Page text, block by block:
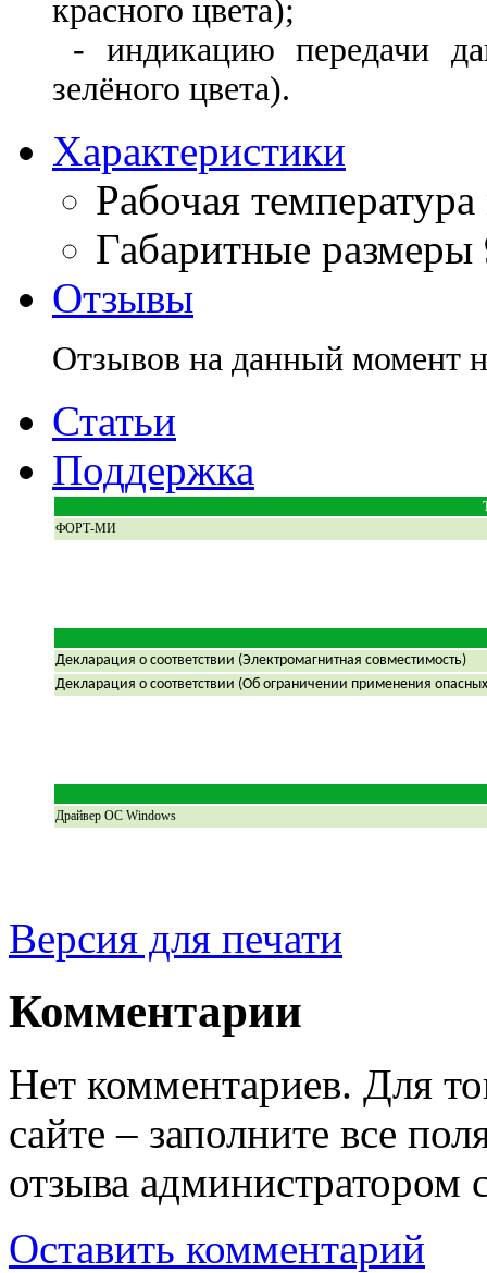
красного цвета);
- индикацию передачи
зелёного цвета).
Характеристики
Рабочая температура
Габаритные размеры
Отзывы
Отзывов на данный момент
Статьи
Поддержка
ФОРТ-МИ
Декларация о соответствии (Электромагнитная совместимость)
Декларация о соответствии (Об ограничении применения
Драйвер ОС Windows
Версия для печати
Комментарии
Нет комментариев. Для
сайте – заполните все
отзыва администратором
Оставить комментарий